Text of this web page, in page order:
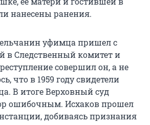
нанесены ранения.
уфимца пришел с
в Следственный комитет и
совершил он, а не
что в 1959 году свидетели
В итоге Верховный суд
ошибочным. Исхаков прошел
добиваясь признания